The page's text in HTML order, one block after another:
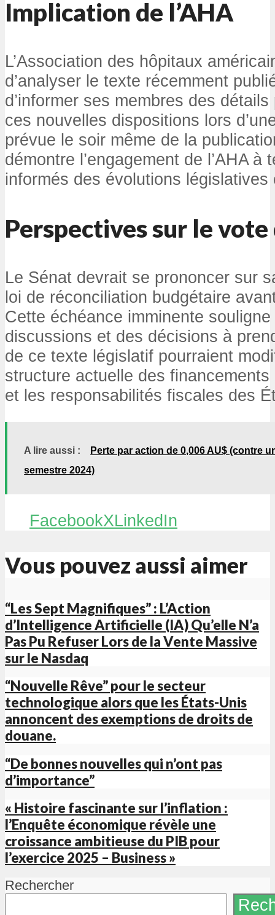
Implication de l’AHA
L’Association des hôpitaux
d’analyser le texte récemment
d’informer ses membres des
ces nouvelles dispositions lors
prévue le soir même de la
démontre l’engagement de l’AHA à
informés des évolutions législatives
Perspectives sur le vote
Le Sénat devrait se prononcer sur
loi de réconciliation budgétaire
Cette échéance imminente souligne
discussions et des décisions à
de ce texte législatif pourraient
structure actuelle des
et les responsabilités fiscales des
A lire aussi :
Perte par action de 0,006 AU$ (contre
semestre 2024)
FacebookXLinkedIn
Vous pouvez aussi aimer
“Les Sept Magnifiques” : L’Action
d’Intelligence Artificielle (IA) Qu’elle N’a
Pas Pu Refuser Lors de la Vente Massive
sur le Nasdaq
“Nouvelle Rêve” pour le secteur
technologique alors que les États-Unis
annoncent des exemptions de droits de
douane.
“De bonnes nouvelles qui n’ont pas
d’importance”
« Histoire fascinante sur l’inflation :
l’Enquête économique révèle une
croissance ambitieuse du PIB pour
l’exercice 2025 – Business »
Rechercher